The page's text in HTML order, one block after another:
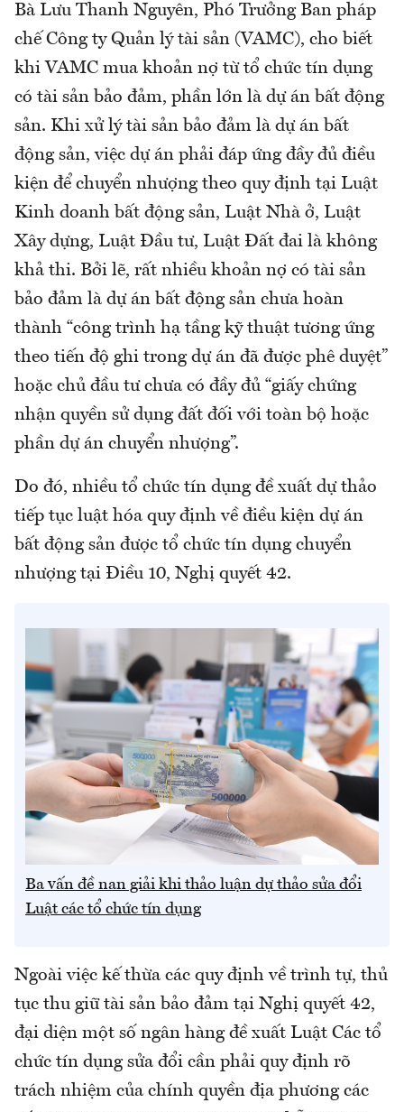
Bà Lưu Thanh Nguyên, Phó Trưởng Ban pháp
chế Công ty Quản lý tài sản (VAMC), cho biết
khi VAMC mua khoản nợ từ tổ chức tín dụng
có tài sản bảo đảm, phần lớn là dự án bất động
sản. Khi xử lý tài sản bảo đảm là dự án bất
động sản, việc dự án phải đáp ứng đầy đủ điều
kiện để chuyển nhượng theo quy định tại Luật
Kinh doanh bất động sản, Luật Nhà ở, Luật
Xây dựng, Luật Đầu tư, Luật Đất đai là không
khả thi. Bởi lẽ, rất nhiều khoản nợ có tài sản
bảo đảm là dự án bất động sản chưa hoàn
thành “công trình hạ tầng kỹ thuật tương ứng
theo tiến độ ghi trong dự án đã được phê duyệt”
hoặc chủ đầu tư chưa có đầy đủ “giấy chứng
nhận quyền sử dụng đất đối với toàn bộ hoặc
phần dự án chuyển nhượng”.
Do đó, nhiều tổ chức tín dụng đề xuất dự thảo
tiếp tục luật hóa quy định về điều kiện dự án
bất động sản được tổ chức tín dụng chuyển
nhượng tại Điều 10, Nghị quyết 42.
Ba vấn đề nan giải khi thảo luận dự thảo sửa đổi
Luật các tổ chức tín dụng
Ngoài việc kế thừa các quy định về trình tự, thủ
tục thu giữ tài sản bảo đảm tại Nghị quyết 42,
đại diện một số ngân hàng đề xuất Luật Các tổ
chức tín dụng sửa đổi cần phải quy định rõ
trách nhiệm của chính quyền địa phương các